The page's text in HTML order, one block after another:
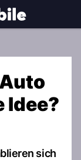
Idee?
sich